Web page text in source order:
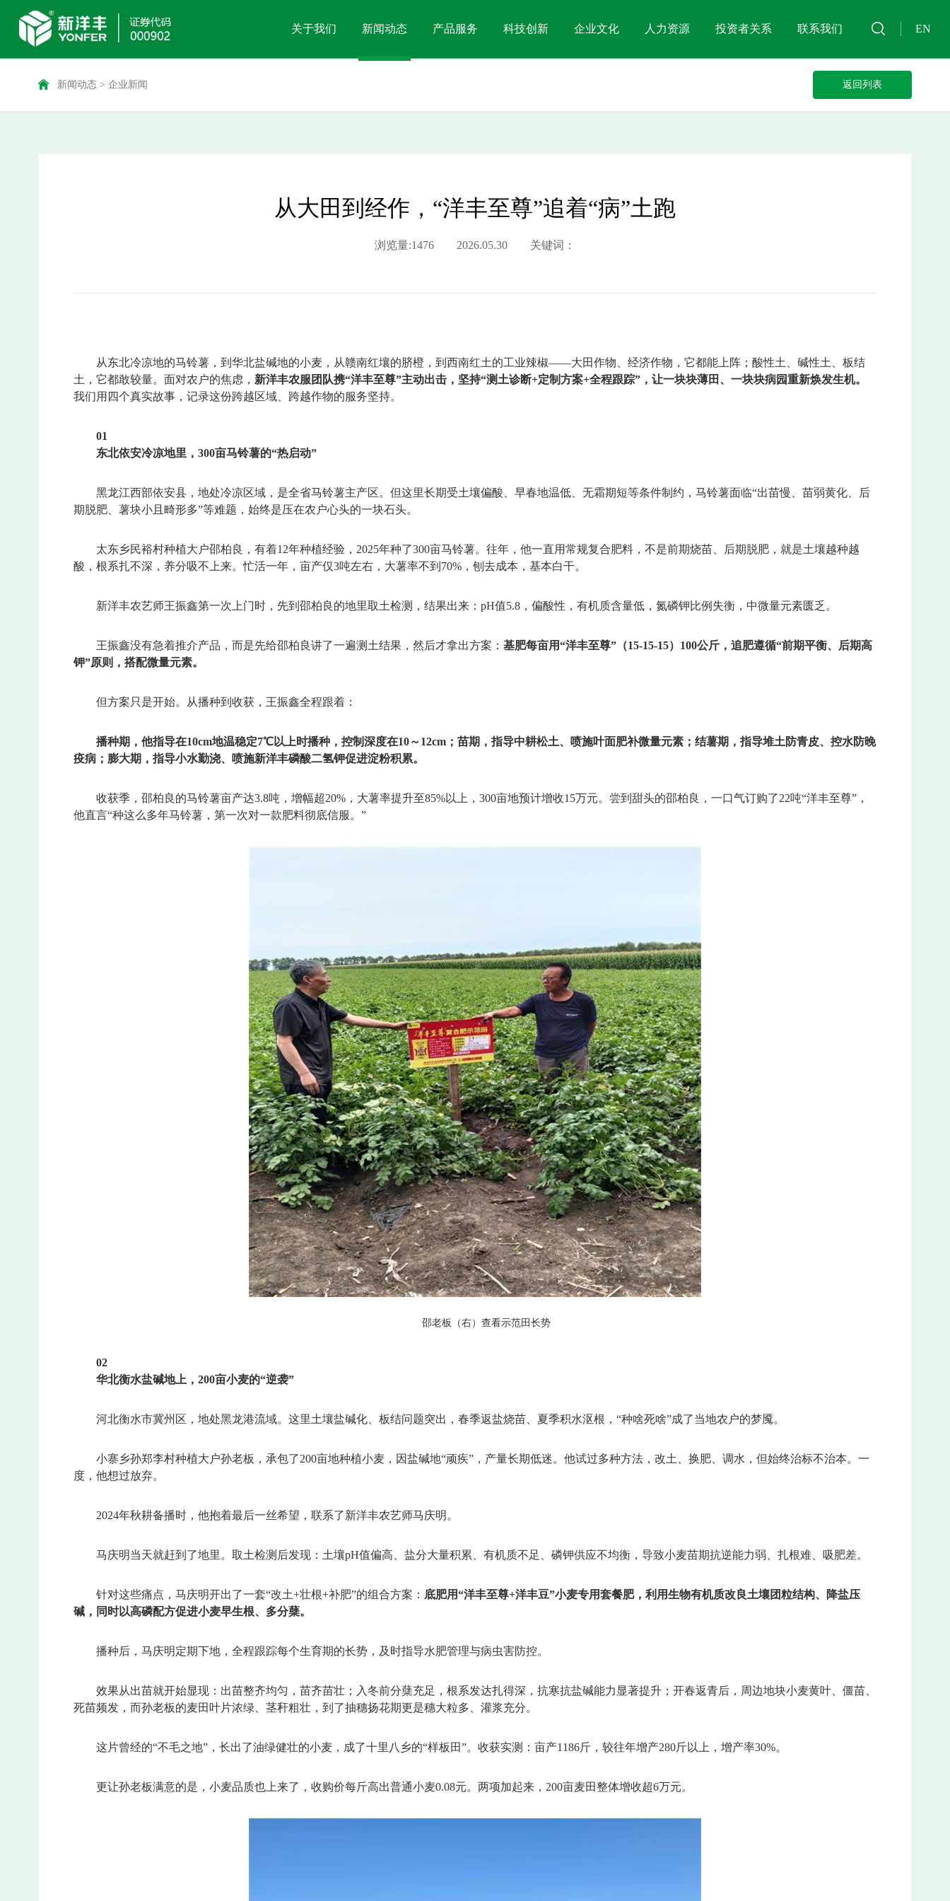
关于我们 新闻动态 产品服务 科技创新 企业文化 人力资源 投资者关系 联系我们 EN
新闻动态> 企业新闻 返回列表
从大田到经作，“洋丰至尊”追着“病”土跑
浏览量:1476 2026.05.30 关键词：
从东北冷凉地的马铃薯，到华北盐碱地的小麦，从赣南红壤的脐橙，到西南红土的工业辣椒——大田作物、经济作物，它都能上阵；酸性土、碱性土、板结
土，它都敢较量。面对农户的焦虑， 新洋丰农服团队携“洋丰至尊”主动出击，坚持“测土诊断+定制方案+全程跟踪”，让一块块薄田、一块块病园重新焕发生机。
我们用四个真实故事，记录这份跨越区域、跨越作物的服务坚持。
01
东北依安冷凉地里，300亩马铃薯的“热启动”
黑龙江西部依安县，地处冷凉区域，是全省马铃薯主产区。但这里长期受土壤偏酸、早春地温低、无霜期短等条件制约，马铃薯面临“出苗慢、苗弱黄化、后
期脱肥、薯块小且畸形多”等难题，始终是压在农户心头的一块石头。
太东乡民裕村种植大户邵柏良，有着12年种植经验，2025年种了300亩马铃薯。往年，他一直用常规复合肥料，不是前期烧苗、后期脱肥，就是土壤越种越
酸，根系扎不深，养分吸不上来。忙活一年，亩产仅3吨左右，大薯率不到70%，刨去成本，基本白干。
新洋丰农艺师王振鑫第一次上门时，先到邵柏良的地里取土检测，结果出来：pH值5.8，偏酸性，有机质含量低，氮磷钾比例失衡，中微量元素匮乏。
王振鑫没有急着推介产品，而是先给邵柏良讲了一遍测土结果，然后才拿出方案： 基肥每亩用“洋丰至尊”（15-15-15）100公斤，追肥遵循“前期平衡、后期高
钾”原则，搭配微量元素。
但方案只是开始。从播种到收获，王振鑫全程跟着：
播种期，他指导在10cm地温稳定7℃以上时播种，控制深度在10～12cm；苗期，指导中耕松土、喷施叶面肥补微量元素；结薯期，指导堆土防青皮、控水防晚
疫病；膨大期，指导小水勤浇、喷施新洋丰磷酸二氢钾促进淀粉积累。
收获季，邵柏良的马铃薯亩产达3.8吨，增幅超20%，大薯率提升至85%以上，300亩地预计增收15万元。尝到甜头的邵柏良，一口气订购了22吨“洋丰至尊”，
他直言“种这么多年马铃薯，第一次对一款肥料彻底信服。”
邵老板（右）查看示范田长势
02
华北衡水盐碱地上，200亩小麦的“逆袭”
河北衡水市冀州区，地处黑龙港流域。这里土壤盐碱化、板结问题突出，春季返盐烧苗、夏季积水沤根，“种啥死啥”成了当地农户的梦魇。
小寨乡孙郑李村种植大户孙老板，承包了200亩地种植小麦，因盐碱地“顽疾”，产量长期低迷。他试过多种方法，改土、换肥、调水，但始终治标不治本。一
度，他想过放弃。
2024年秋耕备播时，他抱着最后一丝希望，联系了新洋丰农艺师马庆明。
马庆明当天就赶到了地里。取土检测后发现：土壤pH值偏高、盐分大量积累、有机质不足、磷钾供应不均衡，导致小麦苗期抗逆能力弱、扎根难、吸肥差。
针对这些痛点，马庆明开出了一套“改土+壮根+补肥”的组合方案： 底肥用“洋丰至尊+洋丰豆”小麦专用套餐肥，利用生物有机质改良土壤团粒结构、降盐压
碱，同时以高磷配方促进小麦早生根、多分蘖。
播种后，马庆明定期下地，全程跟踪每个生育期的长势，及时指导水肥管理与病虫害防控。
效果从出苗就开始显现：出苗整齐均匀，苗齐苗壮；入冬前分蘖充足，根系发达扎得深，抗寒抗盐碱能力显著提升；开春返青后，周边地块小麦黄叶、僵苗、
死苗频发，而孙老板的麦田叶片浓绿、茎秆粗壮，到了抽穗扬花期更是穗大粒多、灌浆充分。
这片曾经的“不毛之地”，长出了油绿健壮的小麦，成了十里八乡的“样板田”。收获实测：亩产1186斤，较往年增产280斤以上，增产率30%。
更让孙老板满意的是，小麦品质也上来了，收购价每斤高出普通小麦0.08元。两项加起来，200亩麦田整体增收超6万元。